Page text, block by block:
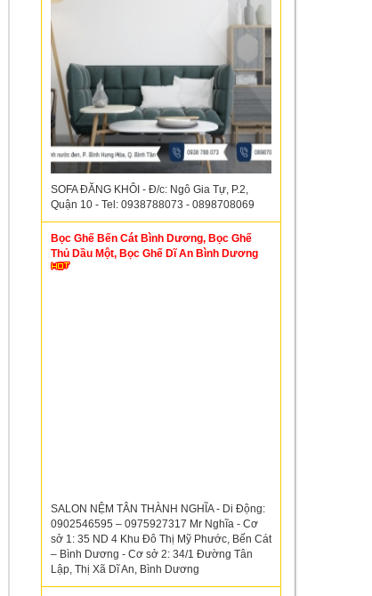
SOFA ĐĂNG KHÔI - Đ/c: Ngô Gia Tự, P.2,
Quận 10 - Tel: 0938788073 - 0898708069
Bọc Ghế Bến Cát Bình Dương, Bọc Ghế
Thủ Dầu Một, Bọc Ghế Dĩ An Bình Dương
SALON NỆM TÂN THÀNH NGHĨA - Di Động:
0902546595 – 0975927317 Mr Nghĩa - Cơ
sở 1: 35 ND 4 Khu Đô Thị Mỹ Phước, Bến Cát
– Bình Dương - Cơ sở 2: 34/1 Đường Tân
Lập, Thị Xã Dĩ An, Bình Dương